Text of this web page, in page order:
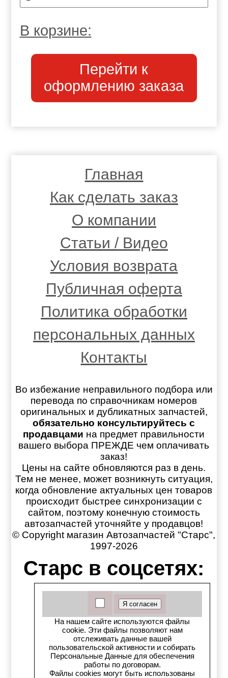
В корзине:
Перейти к
оформлению заказа
Главная
Как сделать заказ
О компании
Статьи / Видео
Условия возврата
Публичная оферта
Политика обработки
персональных данных
Контакты
Во избежание неправильного подбора или
перевода по справочникам номеров
оригинальных и дубликатных запчастей,
обязательно консультируйтесь с
продавцами на предмет правильности
вашего выбора ПРЕЖДЕ чем оплачивать
заказ!
Цены на сайте обновляются раз в день.
Тем не менее, может возникнуть ситуация,
когда обновление актуальных цен товаров
происходит быстрее синхронизации с
сайтом, поэтому конечную стоимость
автозапчастей уточняйте у продавцов!
© Copyright магазин Автозапчастей "Старс",
1997-2026
Старс в соцсетях:
Старс вКонтакте
Старс в YouTube
Телеграм-канал
Старс на Drom.ru
На нашем сайте используются файлы
cookie. Эти файлы позволяют нам
отслеживать данные вашей
пользовательской активности и собирать
Персональные Данные для обеспечения
работы по договорам.
Файлы cookies могут быть использованы